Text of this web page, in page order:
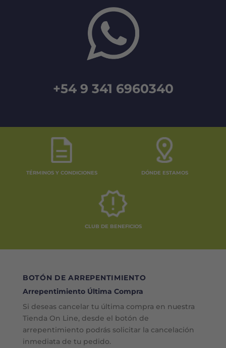
+54 9 341 6960340
TÉRMINOS Y CONDICIONES DÓNDE ESTAMOS
CLUB DE BENEFICIOS
BOTÓN DE ARREPENTIMIENTO
Arrepentimiento Última Compra
Si deseas cancelar tu última compra en nuestra
Tienda On Line, desde el botón de
arrepentimiento podrás solicitar la cancelación
inmediata de tu pedido.